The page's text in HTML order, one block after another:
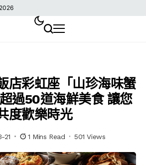
店彩虹座「山珍海味蟹
過50道海鮮美食 讓您
度歡樂時光
21 1 Mins Read 501 Views